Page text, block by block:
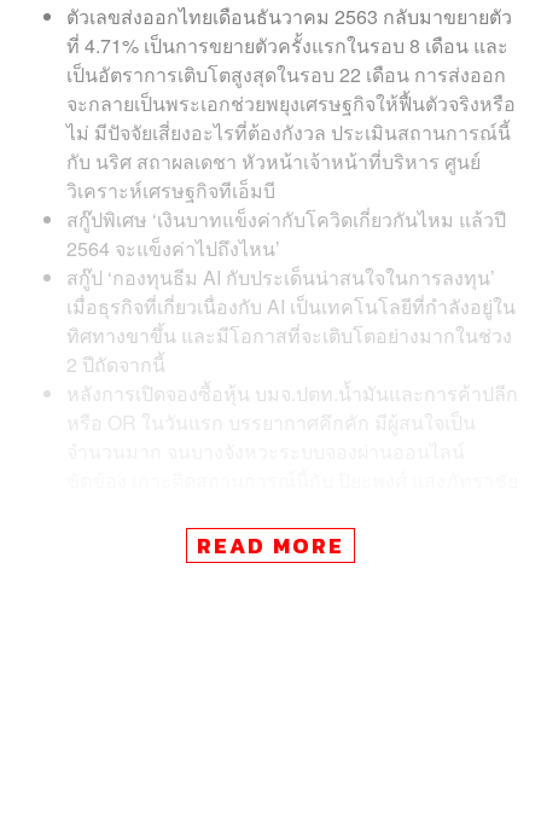
ตัวเลขส่งออกไทยเดือนธันวาคม 2563 กลับมาขยายตัว
ที่ 4.71% เป็นการขยายตัวครั้งแรกในรอบ 8 เดือน และ
เป็นอัตราการเติบโตสูงสุดในรอบ 22 เดือน การส่งออก
จะกลายเป็นพระเอกช่วยพยุงเศรษฐกิจให้ฟื้นตัวจริงหรือ
ไม่ มีปัจจัยเสี่ยงอะไรที่ต้องกังวล ประเมินสถานการณ์นี้
กับ นริศ สถาผลเดชา หัวหน้าเจ้าหน้าที่บริหาร ศูนย์
วิเคราะห์เศรษฐกิจทีเอ็มบี
สกู๊ปพิเศษ ‘เงินบาทแข็งค่ากับโควิดเกี่ยวกันไหม แล้วปี
2564 จะแข็งค่าไปถึงไหน’
สกู๊ป ‘กองทุนธีม AI กับประเด็นน่าสนใจในการลงทุน’
เมื่อธุรกิจที่เกี่ยวเนื่องกับ AI เป็นเทคโนโลยีที่กำลังอยู่ใน
ทิศทางขาขึ้น และมีโอกาสที่จะเติบโตอย่างมากในช่วง
2 ปีถัดจากนี้
หลังการเปิดจองซื้อหุ้น บมจ.ปตท.น้ำมันและการค้าปลีก
หรือ OR ในวันแรก บรรยากาศคึกคัก มีผู้สนใจเป็น
READ MORE